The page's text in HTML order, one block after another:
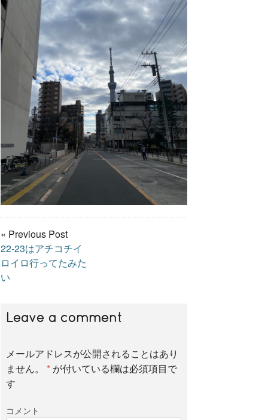
« Previous Post
22-23はアチコチイ
ロイロ行ってたみた
い
Leave a comment
メールアドレスが公開されることはあり
ません。
* が付いている欄は必須項目で
す
コメント